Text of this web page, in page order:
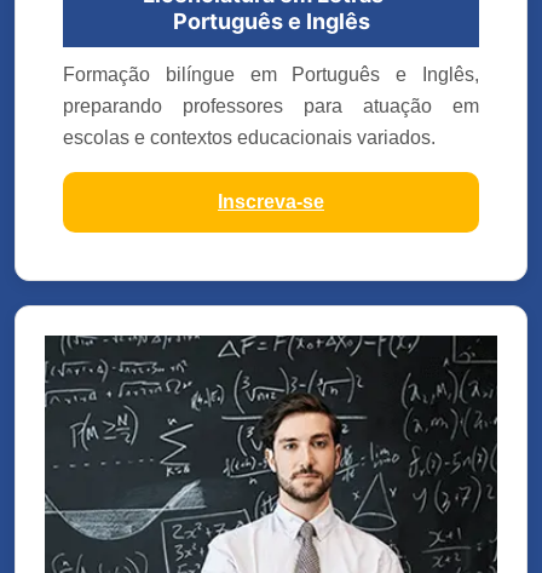
Português e Inglês
Formação bilíngue em Português e Inglês,
preparando professores para atuação em
escolas e contextos educacionais variados.
Inscreva-se